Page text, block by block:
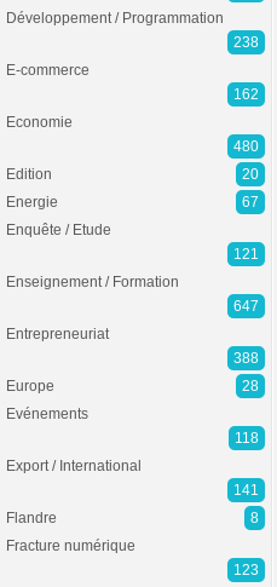
Développement / Programmation
238
E-commerce
162
Economie
480
Edition
20
Energie
67
Enquête / Etude
121
Enseignement / Formation
647
Entrepreneuriat
388
Europe
28
Evénements
118
Export / International
141
Flandre
8
Fracture numérique
123